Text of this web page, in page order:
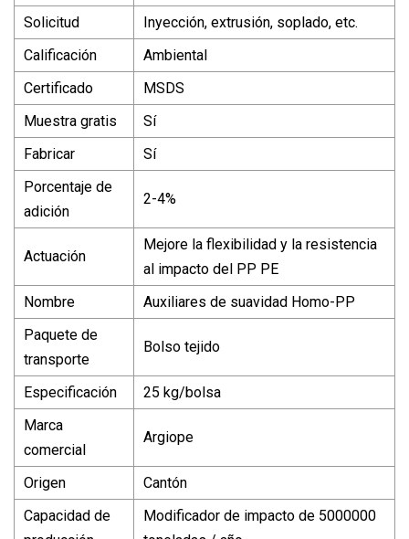
Solicitud
Inyección, extrusión, soplado, etc.
Calificación
Ambiental
Certificado
MSDS
Muestra gratis
Sí
Fabricar
Sí
Porcentaje de
adición
2-4%
Actuación
Mejore la flexibilidad y la resistencia
al impacto del PP PE
Nombre
Auxiliares de suavidad Homo-PP
Paquete de
transporte
Bolso tejido
Especificación
25 kg/bolsa
Marca
comercial
Argiope
Origen
Cantón
Capacidad de
Modificador de impacto de 5000000